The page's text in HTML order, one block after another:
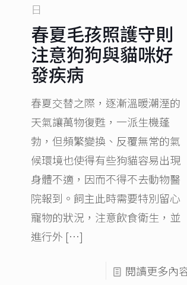
日
春夏毛孩照護守則
注意狗狗與貓咪好
發疾病
春夏交替之際，逐漸溫暖潮溼的
天氣讓萬物復甦，一派生機蓬
勃，但頻繁變換、反覆無常的氣
候環境也使得有些狗貓容易出現
身體不適，因而不得不去動物醫
院報到。飼主此時需要特別留心
寵物的狀況，注意飲食衛生，並
進行外 […]
閱讀更多內